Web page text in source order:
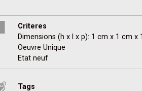
Criteres
Dimensions (h x l x p): 1 cm x 1 cm x
Oeuvre Unique
Etat neuf
Tags